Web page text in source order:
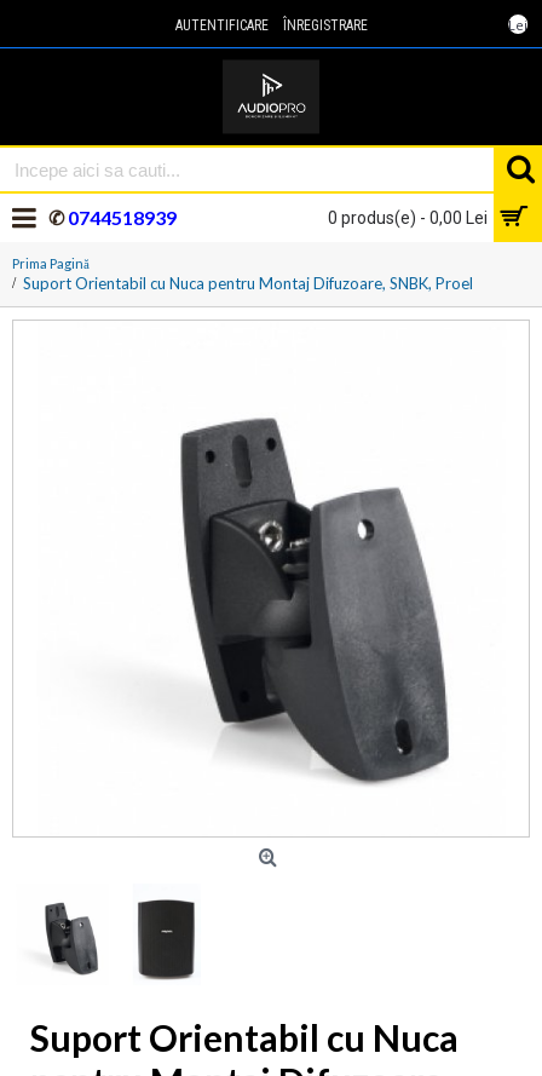
Lei
AUTENTIFICARE ÎNREGISTRARE
0 produs(e) - 0,00 Lei
✆0744518939
Prima Pagină
Suport Orientabil cu Nuca pentru Montaj Difuzoare, SNBK, Proel
Suport Orientabil cu Nuca